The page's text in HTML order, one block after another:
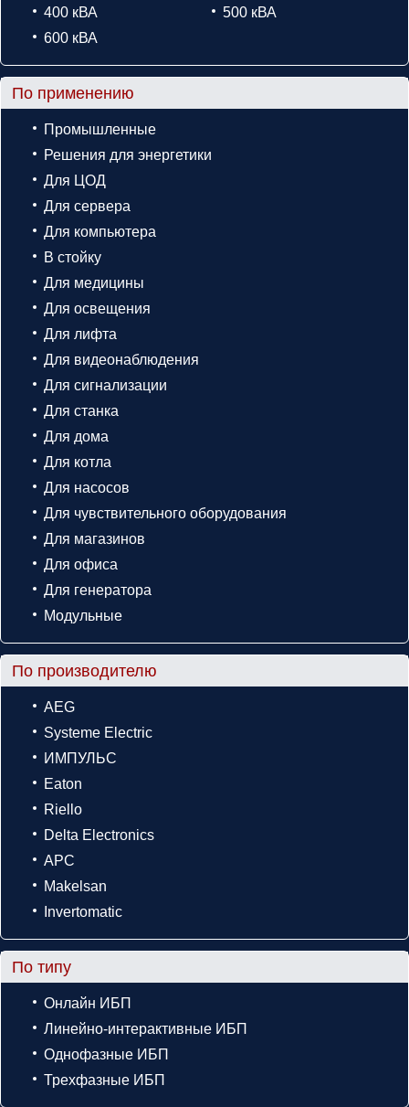
400 кВА
500 кВА
600 кВА
По применению
Промышленные
Решения для энергетики
Для ЦОД
Для сервера
Для компьютера
В стойку
Для медицины
Для освещения
Для лифта
Для видеонаблюдения
Для сигнализации
Для станка
Для дома
Для котла
Для насосов
Для чувствительного оборудования
Для магазинов
Для офиса
Для генератора
Модульные
По производителю
AEG
Systeme Electric
ИМПУЛЬС
Eaton
Riello
Delta Electronics
APC
Makelsan
Invertomatic
По типу
Онлайн ИБП
Линейно-интерактивные ИБП
Однофазные ИБП
Трехфазные ИБП